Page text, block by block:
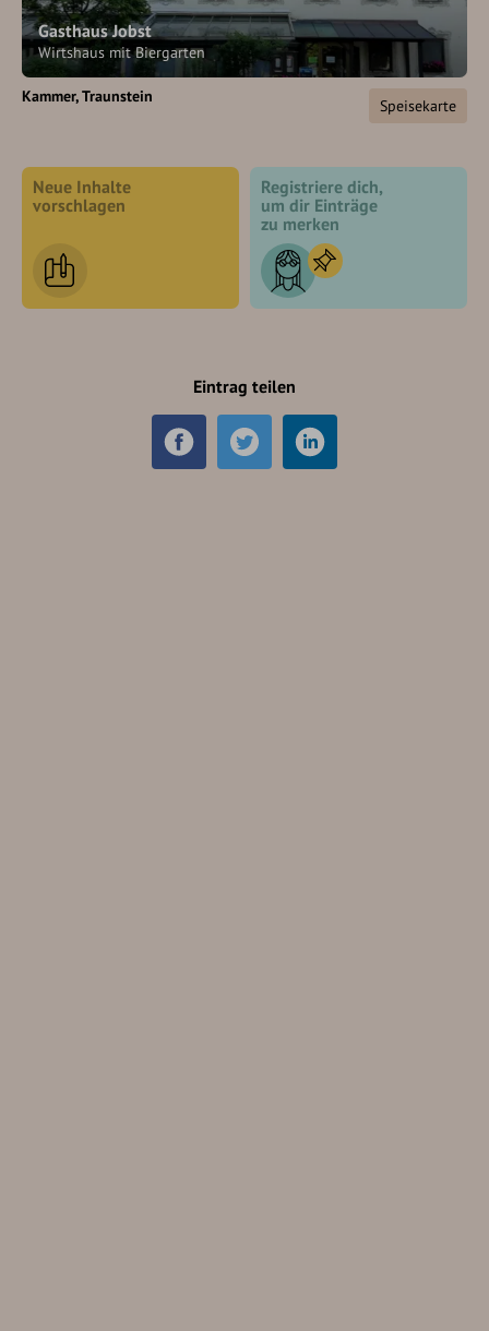
Gasthaus Jobst
Wirtshaus mit Biergarten
Kammer Traunstein Speisekarte
Neue Inhalte
vorschlagen
Registriere dich,
um dir Einträge
zu merken
Eintrag teilen